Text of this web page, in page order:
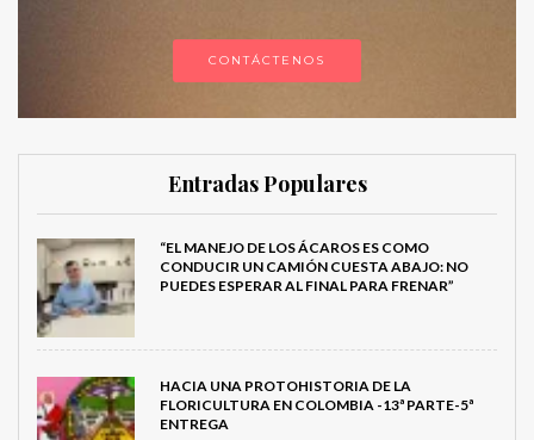
CONTÁCTENOS
Entradas Populares
“EL MANEJO DE LOS ÁCAROS ES COMO
CONDUCIR UN CAMIÓN CUESTA ABAJO: NO
PUEDES ESPERAR AL FINAL PARA FRENAR”
HACIA UNA PROTOHISTORIA DE LA
FLORICULTURA EN COLOMBIA -13ª PARTE-5ª
ENTREGA